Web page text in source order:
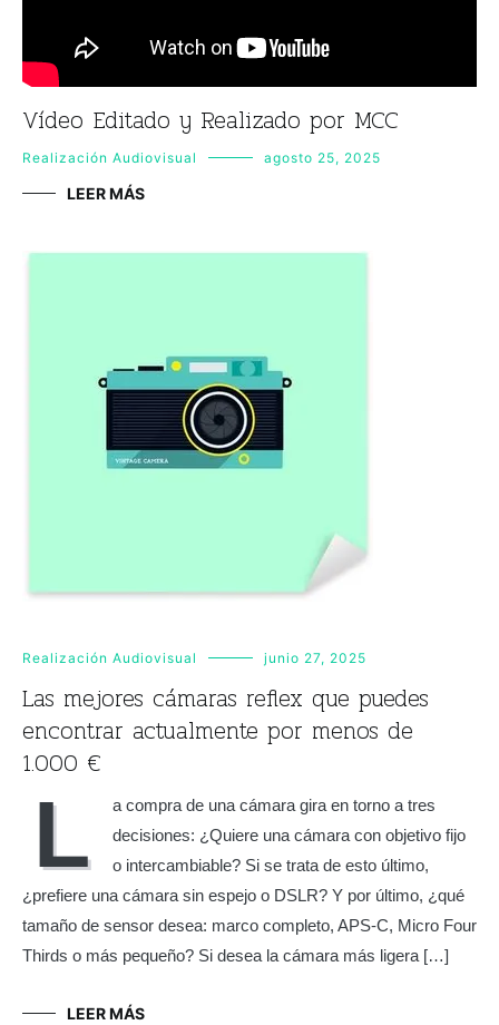
Vídeo Editado y Realizado por MCC
Realización Audiovisual agosto 25, 2025
LEER MÁS
Realización Audiovisual junio 27, 2025
Las mejores cámaras reflex que puedes
encontrar actualmente por menos de
1.000 €
L
a compra de una cámara gira en torno a tres
decisiones: ¿Quiere una cámara con objetivo fijo
o intercambiable? Si se trata de esto último,
¿prefiere una cámara sin espejo o DSLR? Y por último, ¿qué
tamaño de sensor desea: marco completo, APS-C, Micro Four
Thirds o más pequeño? Si desea la cámara más ligera […]
LEER MÁS